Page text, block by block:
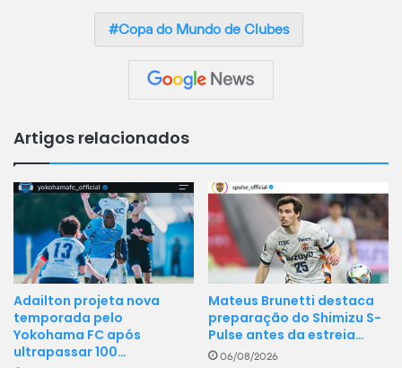
Copa do Mundo de Clubes
Artigos relacionados
Adailton projeta nova
temporada pelo
Yokohama FC após
ultrapassar 100…
Mateus Brunetti destaca
preparação do Shimizu S-
Pulse antes da estreia…
06/08/2026